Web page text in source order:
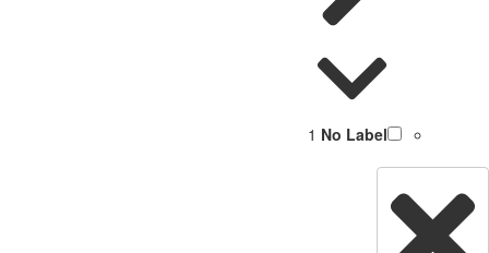
No Label
1